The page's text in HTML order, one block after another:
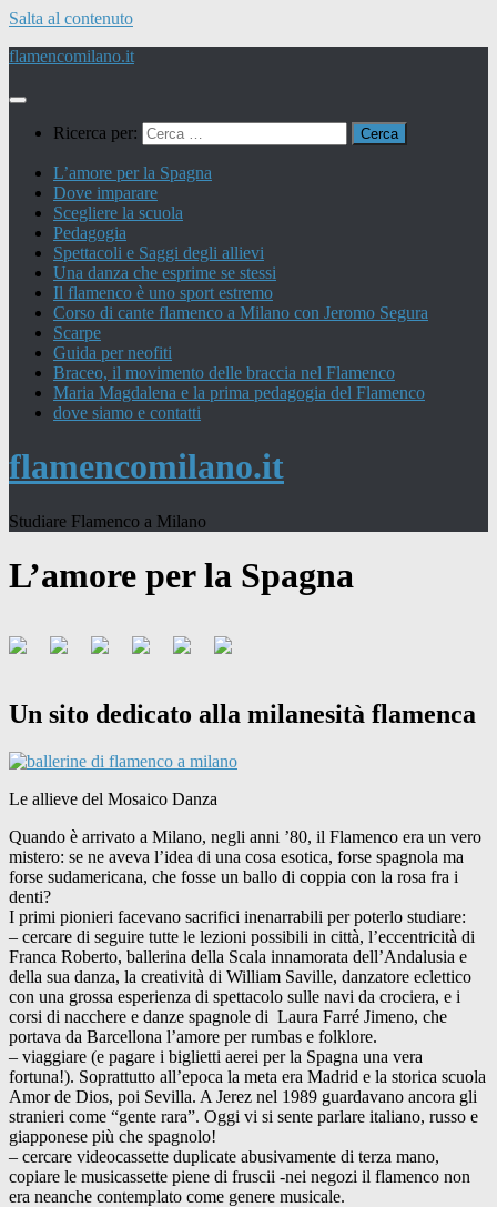
Salta al contenuto
flamencomilano.it
Ricerca per:
L’amore per la Spagna
Dove imparare
Scegliere la scuola
Pedagogia
Spettacoli e Saggi degli allievi
Una danza che esprime se stessi
Il flamenco è uno sport estremo
Corso di cante flamenco a Milano con Jeromo Segura
Scarpe
Guida per neofiti
Braceo, il movimento delle braccia nel Flamenco
Maria Magdalena e la prima pedagogia del Flamenco
dove siamo e contatti
flamencomilano.it
Studiare Flamenco a Milano
L’amore per la Spagna
Un sito dedicato alla milanesità flamenca
Le allieve del Mosaico Danza
Quando è arrivato a Milano, negli anni ’80, il Flamenco era un vero
mistero: se ne aveva l’idea di una cosa esotica, forse spagnola ma
forse sudamericana, che fosse un ballo di coppia con la rosa fra i
denti?
I primi pionieri facevano sacrifici inenarrabili per poterlo studiare:
– cercare di seguire tutte le lezioni possibili in città, l’eccentricità di
Franca Roberto, ballerina della Scala innamorata dell’Andalusia e
della sua danza, la creatività di William Saville, danzatore eclettico
con una grossa esperienza di spettacolo sulle navi da crociera, e i
corsi di nacchere e danze spagnole di Laura Farré Jimeno, che
portava da Barcellona l’amore per rumbas e folklore.
– viaggiare (e pagare i biglietti aerei per la Spagna una vera
fortuna!). Soprattutto all’epoca la meta era Madrid e la storica scuola
Amor de Dios, poi Sevilla. A Jerez nel 1989 guardavano ancora gli
stranieri come “gente rara”. Oggi vi si sente parlare italiano, russo e
giapponese più che spagnolo!
– cercare videocassette duplicate abusivamente di terza mano,
copiare le musicassette piene di fruscii -nei negozi il flamenco non
era neanche contemplato come genere musicale.